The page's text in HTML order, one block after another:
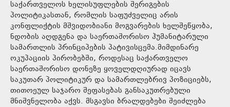
საქართველოს ხელისუფლების შერიგების
პოლიტიკასთან, რომლის საფუძველიც არის
კონფლიქტის მშვიდობიანი მოგვარების ხელშეწყობა,
ნდობის აღდგენა და საერთაშორისო ჰუმანიტარული
სამართლის პრინციპების პატივისცემა.მიმდინარე
ოკუპაციის პირობებში, როდესაც საქართველო
საერთაშორისო დონეზე ყოველდღიურად იცავს
საკუთარ პოლიტიკურ და სამართლებრივ პოზიციებს,
თითოეულ საჯარო შეფასებას განსაკუთრებული
მნიშვნელობა აქვს. მსგავსი ბრალდებები შეიძლება